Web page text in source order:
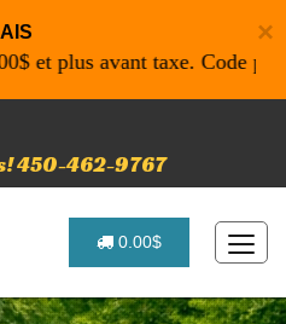
×
plus avant taxe. Code
450-462-9767
0.00$